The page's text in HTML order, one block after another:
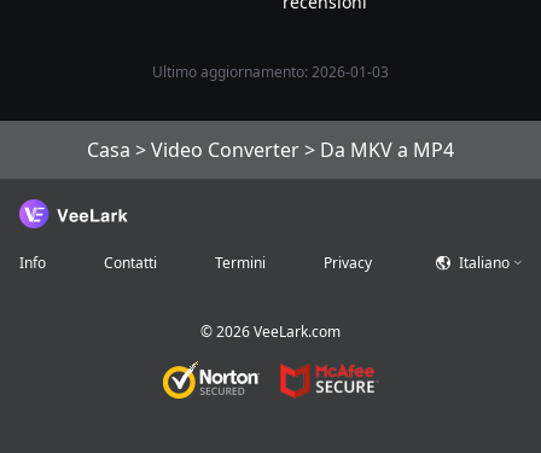
Ultimo aggiornamento: 2026-01-03
Casa >Video Converter> Da MKV a MP4
Info Contatti Termini Privacy Italiano
©2026VeeLark.com